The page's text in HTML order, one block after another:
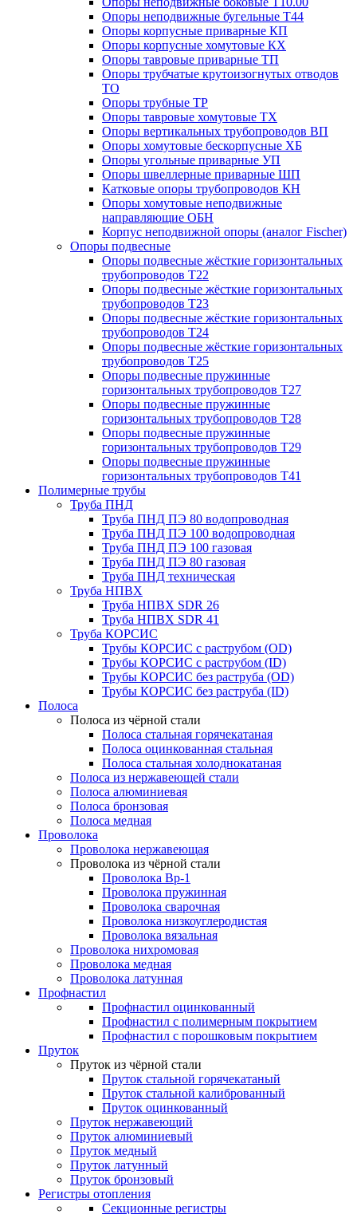
Опоры неподвижные бугельные Т44
Опоры корпусные приварные КП
Опоры корпусные хомутовые КХ
Опоры тавровые приварные ТП
Опоры трубчатые крутоизогнутых отводов
ТО
Опоры трубные ТР
Опоры тавровые хомутовые ТХ
Опоры вертикальных трубопроводов ВП
Опоры хомутовые бескорпусные ХБ
Опоры угольные приварные УП
Опоры швеллерные приварные ШП
Катковые опоры трубопроводов КН
Опоры хомутовые неподвижные
направляющие ОБН
Корпус неподвижной опоры (аналог Fischer)
Опоры подвесные
Опоры подвесные жёсткие горизонтальных
трубопроводов Т22
Опоры подвесные жёсткие горизонтальных
трубопроводов Т23
Опоры подвесные жёсткие горизонтальных
трубопроводов Т24
Опоры подвесные жёсткие горизонтальных
трубопроводов Т25
Опоры подвесные пружинные
горизонтальных трубопроводов Т27
Опоры подвесные пружинные
горизонтальных трубопроводов Т28
Опоры подвесные пружинные
горизонтальных трубопроводов Т29
Опоры подвесные пружинные
горизонтальных трубопроводов Т41
Полимерные трубы
Труба ПНД
Труба ПНД ПЭ 80 водопроводная
Труба ПНД ПЭ 100 водопроводная
Труба ПНД ПЭ 100 газовая
Труба ПНД ПЭ 80 газовая
Труба ПНД техническая
Труба НПВХ
Труба НПВХ SDR 26
Труба НПВХ SDR 41
Труба КОРСИС
Трубы КОРСИС с раструбом (OD)
Трубы КОРСИС с раструбом (ID)
Трубы КОРСИС без раструба (OD)
Трубы КОРСИС без раструба (ID)
Полоса
Полоса из чёрной стали
Полоса стальная горячекатаная
Полоса оцинкованная стальная
Полоса стальная холоднокатаная
Полоса из нержавеющей стали
Полоса алюминиевая
Полоса бронзовая
Полоса медная
Проволока
Проволока нержавеющая
Проволока из чёрной стали
Проволока Вр-1
Проволока пружинная
Проволока сварочная
Проволока низкоуглеродистая
Проволока вязальная
Проволока нихромовая
Проволока медная
Проволока латунная
Профнастил
Профнастил оцинкованный
Профнастил с полимерным покрытием
Профнастил с порошковым покрытием
Пруток
Пруток из чёрной стали
Пруток стальной горячекатаный
Пруток стальной калиброванный
Пруток оцинкованный
Пруток нержавеющий
Пруток алюминиевый
Пруток медный
Пруток латунный
Пруток бронзовый
Регистры отопления
Секционные регистры